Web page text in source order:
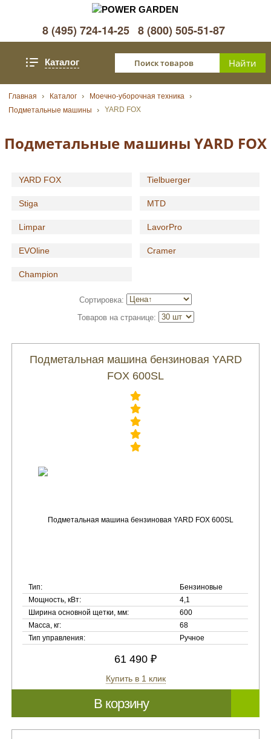
8 (495) 724-14-25 8 (800) 505-51-87
Каталог
Главная Каталог
Моечно-уборочная техника
Подметальные машины
YARD FOX
Подметальные машины YARD FOX
YARD FOX Tielbuerger
Stiga MTD
Limpar LavorPro
EVOline Cramer
Champion
Сортировка:
Товаров на странице:
Подметальная машина бензиновая YARD
FOX 600SL
Тип:
Бензиновые
Мощность, кВт:
4,1
Ширина основной щетки, мм:
600
Масса, кг:
68
Тип управления:
Ручное
61 490 ₽
Купить в 1 клик
В корзину